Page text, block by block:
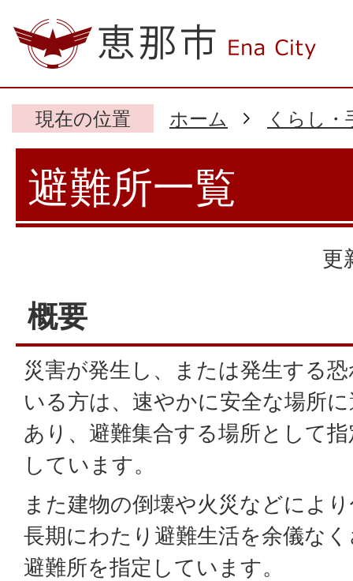
現在の位置 ホーム くらし・
避難所一覧
更
概要
災害が発生し、または発生する
いる方は、速やかに安全な場所
あり、避難集合する場所として
しています。
また建物の倒壊や火災などによ
長期にわたり避難生活を余儀な
避難所を指定しています。